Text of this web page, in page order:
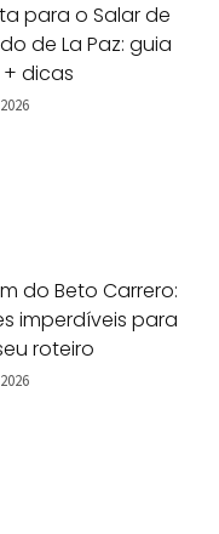
para o Salar de
de La Paz: guia
dicas
do Beto Carrero:
imperdíveis para
roteiro